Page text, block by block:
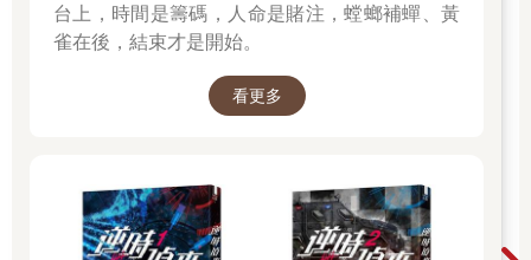
台上，時間是籌碼，人命是賭注，螳螂補蟬、黃
雀在後，結束才是開始。
看更多